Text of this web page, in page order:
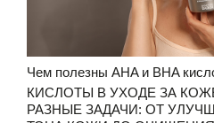
Чем полезны AHA и BHA
КИСЛОТЫ В УХОДЕ ЗА
РАЗНЫЕ ЗАДАЧИ: ОТ